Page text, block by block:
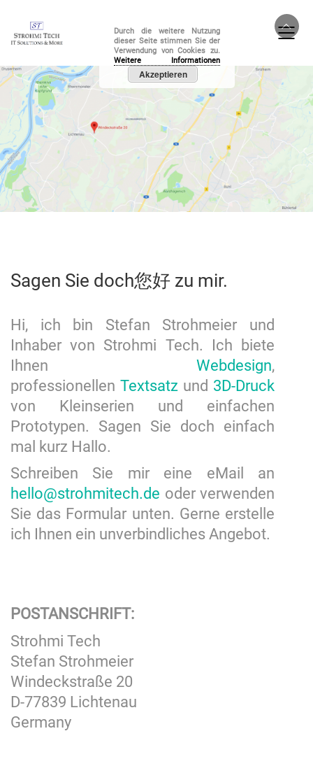
Sagen Sie doch您好 zu mir.
Hi, ich bin Stefan Strohmeier und
Inhaber von Strohmi Tech. Ich biete
Ihnen Webdesign,
professionellen Textsatz und 3D-Druck
von Kleinserien und einfachen
Prototypen. Sagen Sie doch einfach
mal kurz Hallo.
Schreiben Sie mir eine eMail an
hello@strohmitech.de oder verwenden
Sie das Formular unten. Gerne erstelle
ich Ihnen ein unverbindliches Angebot.
POSTANSCHRIFT:
Strohmi Tech
Stefan Strohmeier
Windeckstraße 20
D-77839 Lichtenau
Germany
Durch die weitere Nutzung
dieser Seite stimmen Sie der
Verwendung von Cookies zu.
Weitere Informationen
Akzeptieren